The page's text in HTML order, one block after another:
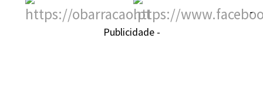
-
Publicidade -